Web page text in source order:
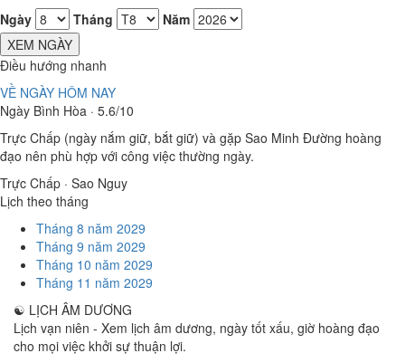
Ngày
Tháng
Năm
XEM NGÀY
Điều hướng nhanh
VỀ NGÀY HÔM NAY
Ngày Bình Hòa · 5.6/10
Trực Chấp (ngày nắm giữ, bắt giữ) và gặp Sao Minh Đường hoàng
đạo nên phù hợp với công việc thường ngày.
Trực Chấp · Sao Nguy
Lịch theo tháng
Tháng 8 năm 2029
Tháng 9 năm 2029
Tháng 10 năm 2029
Tháng 11 năm 2029
☯ LỊCH ÂM DƯƠNG
Lịch vạn niên - Xem lịch âm dương, ngày tốt xấu, giờ hoàng đạo
cho mọi việc khởi sự thuận lợi.